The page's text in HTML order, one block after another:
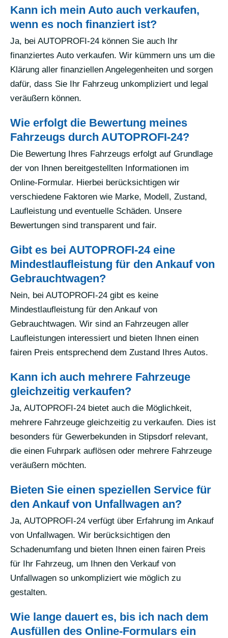
Kann ich mein Auto auch verkaufen,
wenn es noch finanziert ist?
Ja, bei AUTOPROFI-24 können Sie auch Ihr
finanziertes Auto verkaufen. Wir kümmern uns um die
Klärung aller finanziellen Angelegenheiten und sorgen
dafür, dass Sie Ihr Fahrzeug unkompliziert und legal
veräußern können.
Wie erfolgt die Bewertung meines
Fahrzeugs durch AUTOPROFI-24?
Die Bewertung Ihres Fahrzeugs erfolgt auf Grundlage
der von Ihnen bereitgestellten Informationen im
Online-Formular. Hierbei berücksichtigen wir
verschiedene Faktoren wie Marke, Modell, Zustand,
Laufleistung und eventuelle Schäden. Unsere
Bewertungen sind transparent und fair.
Gibt es bei AUTOPROFI-24 eine
Mindestlaufleistung für den Ankauf von
Gebrauchtwagen?
Nein, bei AUTOPROFI-24 gibt es keine
Mindestlaufleistung für den Ankauf von
Gebrauchtwagen. Wir sind an Fahrzeugen aller
Laufleistungen interessiert und bieten Ihnen einen
fairen Preis entsprechend dem Zustand Ihres Autos.
Kann ich auch mehrere Fahrzeuge
gleichzeitig verkaufen?
Ja, AUTOPROFI-24 bietet auch die Möglichkeit,
mehrere Fahrzeuge gleichzeitig zu verkaufen. Dies ist
besonders für Gewerbekunden in Stipsdorf relevant,
die einen Fuhrpark auflösen oder mehrere Fahrzeuge
veräußern möchten.
Bieten Sie einen speziellen Service für
den Ankauf von Unfallwagen an?
Ja, AUTOPROFI-24 verfügt über Erfahrung im Ankauf
von Unfallwagen. Wir berücksichtigen den
Schadenumfang und bieten Ihnen einen fairen Preis
für Ihr Fahrzeug, um Ihnen den Verkauf von
Unfallwagen so unkompliziert wie möglich zu
gestalten.
Wie lange dauert es, bis ich nach dem
Ausfüllen des Online-Formulars ein